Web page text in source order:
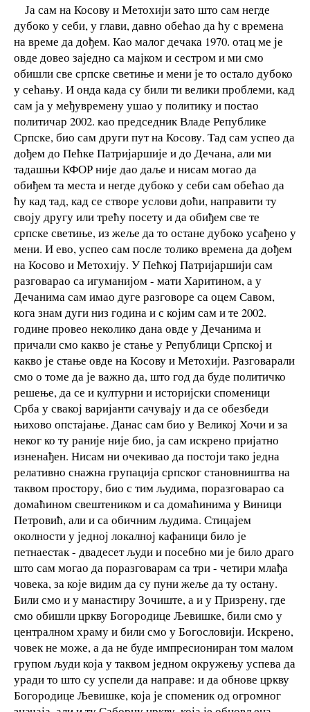
Ја сам на Косову и Метохији зато што сам негде
дубоко у себи, у глави, давно обећао да ћу с времена
на време да дођем. Као малог дечака 1970. отац ме је
овде довео заједно са мајком и сестром и ми смо
обишли све српске светиње и мени је то остало дубоко
у сећању. И онда када су били ти велики проблеми, кад
сам ја у међувремену ушао у политику и постао
политичар 2002. као председник Владе Републике
Српске, био сам други пут на Косову. Тад сам успео да
дођем до Пећке Патријаршије и до Дечана, али ми
тадашњи КФОР није дао даље и нисам могао да
обиђем та места и негде дубоко у себи сам обећао да
ћу кад тад, кад се створе услови доћи, направити ту
своју другу или трећу посету и да обиђем све те
српске светиње, из жеље да то остане дубоко усађено у
мени. И ево, успео сам после толико времена да дођем
на Косово и Метохију. У Пећкој Патријаршији сам
разговарао са игуманијом - мати Харитином, а у
Дечанима сам имао дуге разговоре са оцем Савом,
кога знам дуги низ година и с којим сам и те 2002.
године провео неколико дана овде у Дечанима и
причали смо какво је стање у Републици Српској и
какво је стање овде на Косову и Метохији. Разговарали
смо о томе да је важно да, што год да буде политичко
решење, да се и културни и историјски споменици
Срба у свакој варијанти сачувају и да се обезбеди
њихово опстајање. Данас сам био у Великој Хочи и за
неког ко ту раније није био, ја сам искрено пријатно
изненађен. Нисам ни очекивао да постоји тако једна
релативно снажна групација српског становништва на
таквом простору, био с тим људима, поразговарао са
домаћином свештеником и са домаћинима у Виници
Петровић, али и са обичним људима. Стицајем
околности у једној локалној кафаници било је
петнаестак - двадесет људи и посебно ми је било драго
што сам могао да поразговарам са три - четири млађа
човека, за које видим да су пуни жеље да ту остану.
Били смо и у манастиру Зочиште, а и у Призрену, где
смо обишли цркву Богородице Љевишке, били смо у
централном храму и били смо у Богословији. Искрено,
човек не може, а да не буде импресиониран том малом
групом људи која у таквом једном окружењу успева да
уради то што су успели да направе: и да обнове цркву
Богородице Љевишке, која је споменик од огромног